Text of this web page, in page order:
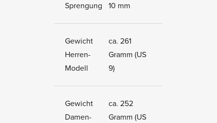
Sprengung 10 mm
Gewicht
Herren-
Modell
ca. 261
Gramm (US
9)
Gewicht
Damen-
ca. 252
Gramm (US